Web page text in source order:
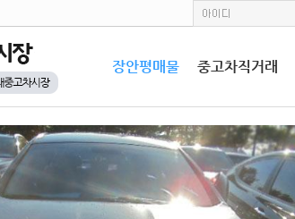
장안평매물 중고차직거래